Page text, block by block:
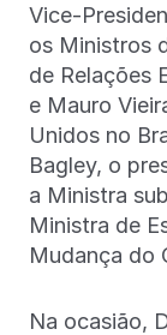
Vice-
os Ministros
de Relações
e Mauro
Unidos no
Bagley, o
a Ministra
Ministra de
Mudança do
Na ocasião,